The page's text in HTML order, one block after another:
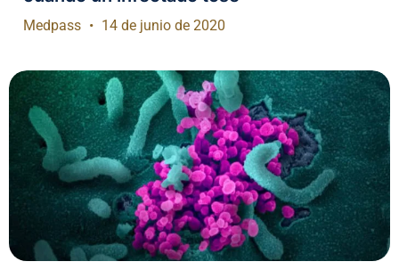
Medpass 14 de junio de 2020